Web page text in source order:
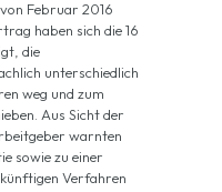
Februar 2016
haben sich die 16
die
unterschiedlich
weg und zum
Aus Sicht der
warnten
sowie zu einer
Verfahren